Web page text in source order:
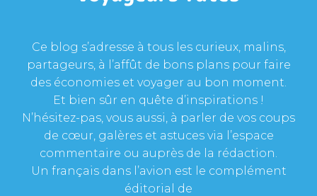
Ce blog s’adresse à tous les curieux, malins,
partageurs, à l’affût de bons plans pour faire
des économies et voyager au bon moment.
Et bien sûr en quête d’inspirations !
N’hésitez-pas, vous aussi, à parler de vos coups
de cœur, galères et astuces via l’espace
commentaire ou auprès de la rédaction.
Un français dans l’avion est le complément
éditorial de